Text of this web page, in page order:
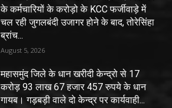
के कर्मचारियों के करोड़ो के KCC फर्जीवाड़े में
चल रही जुगलबंदी उजागर होने के बाद, तोरेसिंहा
ब्रांच...
August 5, 2026
महासमुंद जिले के धान खरीदी केन्द्रो से 17
करोड़ 93 लाख 67 हजार 457 रुपये के धान
गायब। गड़बड़ी वाले दो केन्द्र पर कार्यवाही...